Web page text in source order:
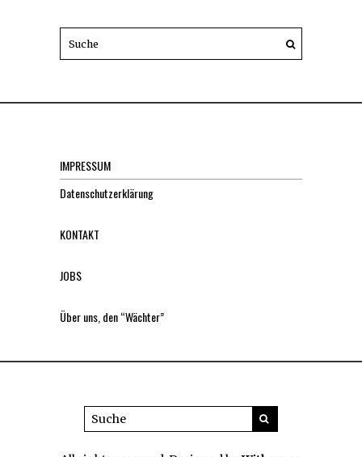
IMPRESSUM
Datenschutzerklärung
KONTAKT
JOBS
Über uns, den “Wächter”